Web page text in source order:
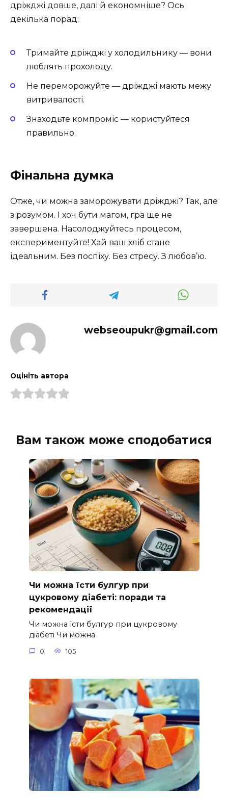
дріжджі довше, далі й економніше? Ось
декілька порад:
Тримайте дріжджі у холодильнику — вони
люблять прохолоду.
Не переморожуйте — дріжджі мають межу
витривалості.
Знаходьте компроміс — користуйтеся
правильно.
Фінальна думка
Отже, чи можна заморожувати дріжджі? Так, але
з розумом. І хоч бути магом, гра ще не
завершена. Насолоджуйтесь процесом,
експериментуйте! Хай ваш хліб стане
ідеальним. Без поспіху. Без стресу. З любов’ю.
webseoupukr@gmail.com
Оцініть автора
Вам також може сподобатися
Чи можна їсти булгур при
цукровому діабеті: поради та
рекомендації
Чи можна їсти булгур при цукровому
діабеті Чи можна
0 105